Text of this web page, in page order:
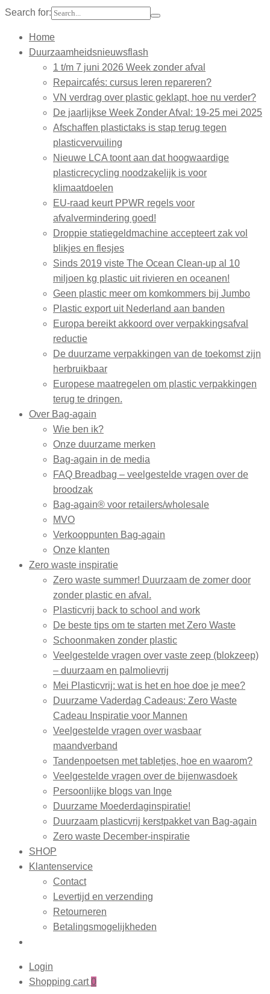
Search for:
Home
Duurzaamheidsnieuwsflash
1 t/m 7 juni 2026 Week zonder afval
Repaircafés: cursus leren repareren?
VN verdrag over plastic geklapt, hoe nu verder?
De jaarlijkse Week Zonder Afval: 19-25 mei 2025
Afschaffen plastictaks is stap terug tegen
plasticvervuiling
Nieuwe LCA toont aan dat hoogwaardige
plasticrecycling noodzakelijk is voor
klimaatdoelen
EU-raad keurt PPWR regels voor
afvalvermindering goed!
Droppie statiegeldmachine accepteert zak vol
blikjes en flesjes
Sinds 2019 viste The Ocean Clean-up al 10
miljoen kg plastic uit rivieren en oceanen!
Geen plastic meer om komkommers bij Jumbo
Plastic export uit Nederland aan banden
Europa bereikt akkoord over verpakkingsafval
reductie
De duurzame verpakkingen van de toekomst zijn
herbruikbaar
Europese maatregelen om plastic verpakkingen
terug te dringen.
Over Bag-again
Wie ben ik?
Onze duurzame merken
Bag-again in de media
FAQ Breadbag – veelgestelde vragen over de
broodzak
Bag-again® voor retailers/wholesale
MVO
Verkooppunten Bag-again
Onze klanten
Zero waste inspiratie
Zero waste summer! Duurzaam de zomer door
zonder plastic en afval.
Plasticvrij back to school and work
De beste tips om te starten met Zero Waste
Schoonmaken zonder plastic
Veelgestelde vragen over vaste zeep (blokzeep)
– duurzaam en palmolievrij
Mei Plasticvrij: wat is het en hoe doe je mee?
Duurzame Vaderdag Cadeaus: Zero Waste
Cadeau Inspiratie voor Mannen
Veelgestelde vragen over wasbaar
maandverband
Tandenpoetsen met tabletjes, hoe en waarom?
Veelgestelde vragen over de bijenwasdoek
Persoonlijke blogs van Inge
Duurzame Moederdaginspiratie!
Duurzaam plasticvrij kerstpakket van Bag-again
Zero waste December-inspiratie
SHOP
Klantenservice
Contact
Levertijd en verzending
Retourneren
Betalingsmogelijkheden
Login
Shopping cart 0